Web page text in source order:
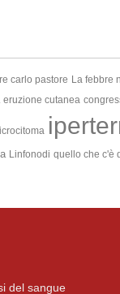
carlo pastore La febbre
eruzione cutanea
Linfonodi quello che c'è
del sangue